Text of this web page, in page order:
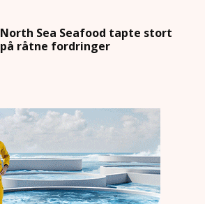
North Sea Seafood tapte stort
på råtne fordringer